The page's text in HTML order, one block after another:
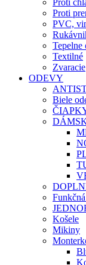
Proti
PVC,
Tepelne
Textilné
Zvaracie
ODEVY
Biele
Košele
Mikiny